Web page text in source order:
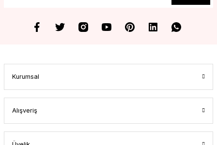
Kurumsal
Alışveriş